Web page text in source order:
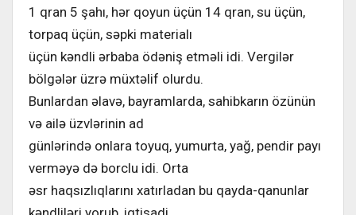
1 qran 5 şahı, hər qoyun üçün 14 qran, su üçün,
torpaq üçün, səpki materialı
üçün kəndli ərbaba ödəniş etməli idi. Vergilər
bölgələr üzrə müxtəlif olurdu.
Bunlardan əlavə, bayramlarda, sahibkarın özünün
və ailə üzvlərinin ad
günlərində onlara toyuq, yumurta, yağ, pendir payı
verməyə də borclu idi. Orta
əsr haqsızlıqlarını xatırladan bu qayda-qanunlar